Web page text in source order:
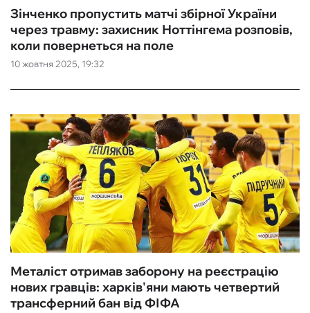
10 жовтня 2025, 19:32
Зінченко пропустить матчі збірної України
через травму: захисник Ноттінгема розповів,
коли повернеться на поле
Металіст отримав заборону на реєстрацію
нових гравців: харків'яни мають четвертий
трансферний бан від ФІФА